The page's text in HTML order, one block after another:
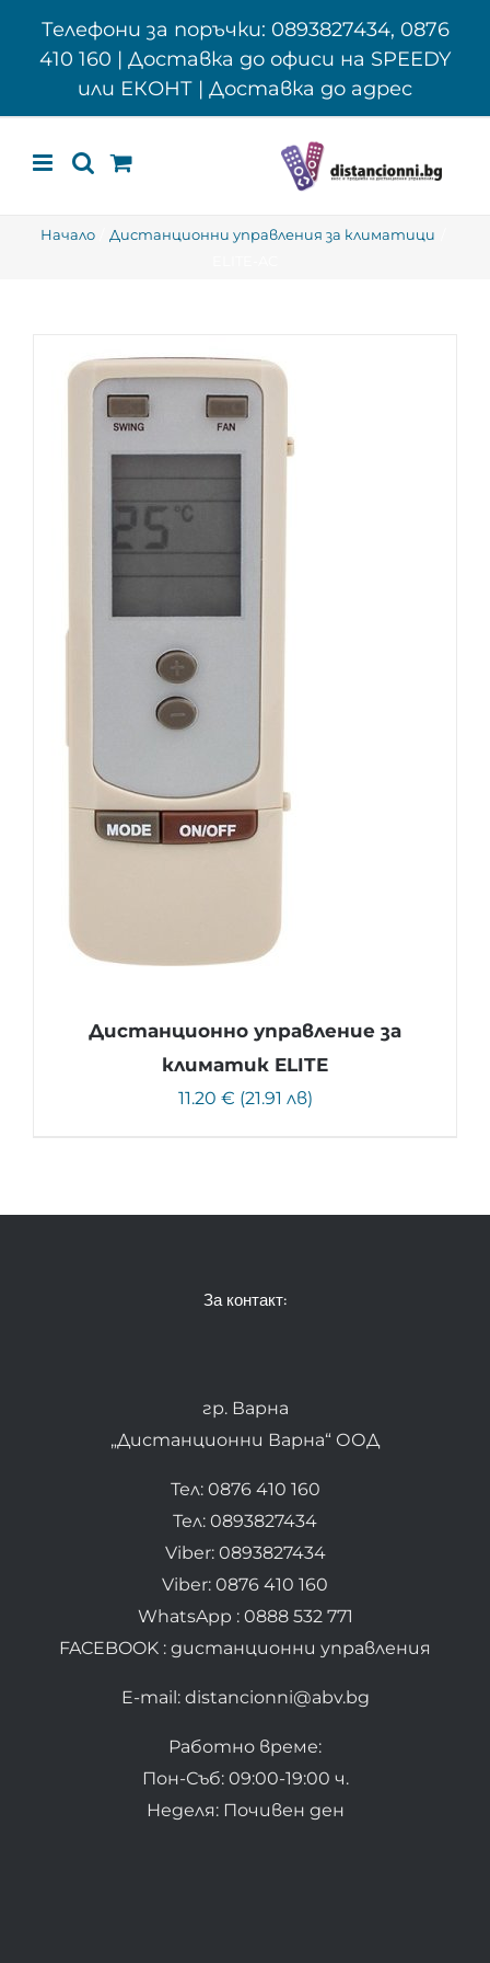
Телефони за поръчки: 0893827434, 0876
410 160 | Доставка до офиси на SPEEDY
или ЕКОНТ | Доставка до адрес
Начало
Дистанционни управления за климатици
Дистанционно управление за
климатик ELITE
11.20 € (21.91 лв)
За контакт:
гр. Варна
„Дистанционни Варна“ ООД
Тел: 0876 410 160
Тел: 0893827434
Viber: 0893827434
Viber: 0876 410 160
WhatsApp : 0888 532 771
FACEBOOK : дистанционни управления
E-mail: distancionni@abv.bg
Работно време:
Пон-Съб: 09:00-19:00 ч.
Неделя: Почивен ден